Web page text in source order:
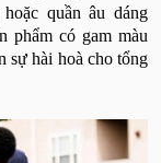
quần âu dáng
phẩm có gam màu
sự hài hoà cho tổng